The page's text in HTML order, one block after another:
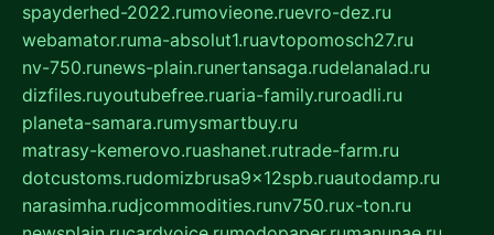
spayderhed-2022.rumovieone.ruevro-dez.ru
webamator.ruma-absolut1.ruavtopomosch27.ru
nv-750.runews-plain.runertansaga.rudelanalad.ru
dizfiles.ruyoutubefree.ruaria-family.ruroadli.ru
planeta-samara.rumysmartbuy.ru
matrasy-kemerovo.ruashanet.rutrade-farm.ru
dotcustoms.rudomizbrusa9x12spb.ruautodamp.ru
narasimha.rudjcommodities.runv750.rux-ton.ru